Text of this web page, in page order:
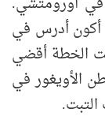
أكون أدرس في
الخطة أقضي
الأويغور في